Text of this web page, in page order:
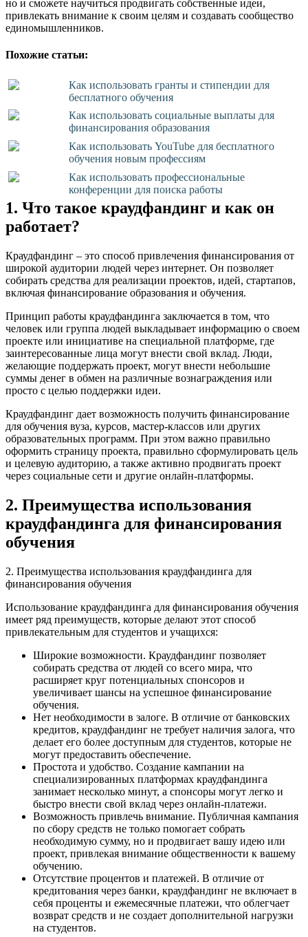
но и сможете научиться продвигать собственные идеи,
привлекать внимание к своим целям и создавать сообщество
единомышленников.
Похожие статьи:
Как использовать гранты и стипендии для
бесплатного обучения
Как использовать социальные выплаты для
финансирования образования
Как использовать YouTube для бесплатного
обучения новым профессиям
Как использовать профессиональные
конференции для поиска работы
1. Что такое краудфандинг и как он
работает?
Краудфандинг – это способ привлечения финансирования от
широкой аудитории людей через интернет. Он позволяет
собирать средства для реализации проектов, идей, стартапов,
включая финансирование образования и обучения.
Принцип работы краудфандинга заключается в том, что
человек или группа людей выкладывает информацию о своем
проекте или инициативе на специальной платформе, где
заинтересованные лица могут внести свой вклад. Люди,
желающие поддержать проект, могут внести небольшие
суммы денег в обмен на различные вознаграждения или
просто с целью поддержки идеи.
Краудфандинг дает возможность получить финансирование
для обучения вуза, курсов, мастер-классов или других
образовательных программ. При этом важно правильно
оформить страницу проекта, правильно сформулировать цель
и целевую аудиторию, а также активно продвигать проект
через социальные сети и другие онлайн-платформы.
2. Преимущества использования
краудфандинга для финансирования
обучения
2. Преимущества использования краудфандинга для
финансирования обучения
Использование краудфандинга для финансирования обучения
имеет ряд преимуществ, которые делают этот способ
привлекательным для студентов и учащихся:
Широкие возможности. Краудфандинг позволяет
собирать средства от людей со всего мира, что
расширяет круг потенциальных спонсоров и
увеличивает шансы на успешное финансирование
обучения.
Нет необходимости в залоге. В отличие от банковских
кредитов, краудфандинг не требует наличия залога, что
делает его более доступным для студентов, которые не
могут предоставить обеспечение.
Простота и удобство. Создание кампании на
специализированных платформах краудфандинга
занимает несколько минут, а спонсоры могут легко и
быстро внести свой вклад через онлайн-платежи.
Возможность привлечь внимание. Публичная кампания
по сбору средств не только помогает собрать
необходимую сумму, но и продвигает вашу идею или
проект, привлекая внимание общественности к вашему
обучению.
Отсутствие процентов и платежей. В отличие от
кредитования через банки, краудфандинг не включает в
себя проценты и ежемесячные платежи, что облегчает
возврат средств и не создает дополнительной нагрузки
на студентов.